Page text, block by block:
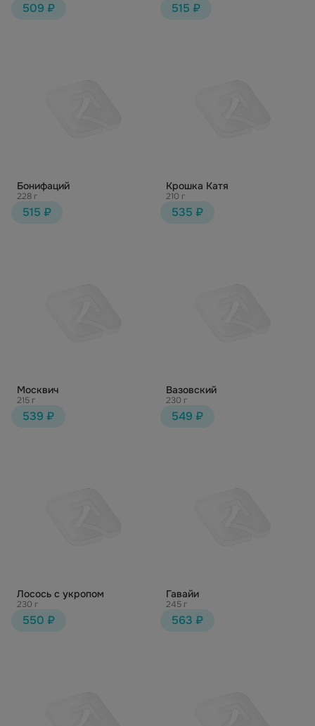
509 ₽ 515 ₽
Бонифаций
228 г
515 ₽
Крошка Катя
210 г
535 ₽
Москвич
215 г
539 ₽
Вазовский
230 г
549 ₽
Лосось с укропом
230 г
550 ₽
Гавайи
245 г
563 ₽